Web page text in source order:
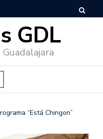
GDL
“Está Chingon”